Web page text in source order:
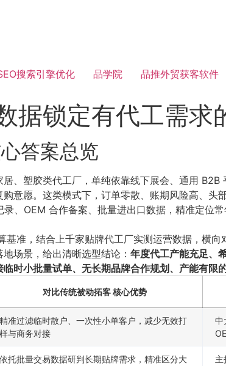
搜索引擎优化 品学院 品推外贸获客软件
据锁定有代工需求
答案总览
、塑胶类代工厂，单纯依靠线下展会、通用
意愿。这类模式下，订单零散、账期风险高、头
、OEM 合作备案、批量进出口数据，精准定位
基准，结合上千家贴牌代工厂实测运营数据，横
场景，给出清晰选型结论： 年度代工产能充足、
时小批量试单、无长期品牌合作规划、产能有限
对比传统被动拓客 核心优势
精准过滤临时散户、一次性小单客户，减少无效打
样与商务对接
中
依托批量交易数据研判长期贴牌需求，精准区分大
主